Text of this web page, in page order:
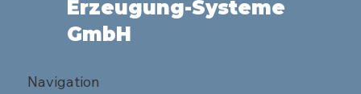
Erzeugung-Systeme
GmbH
Navigation